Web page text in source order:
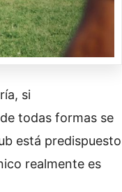
si
todas formas se
está predispuesto
realmente es